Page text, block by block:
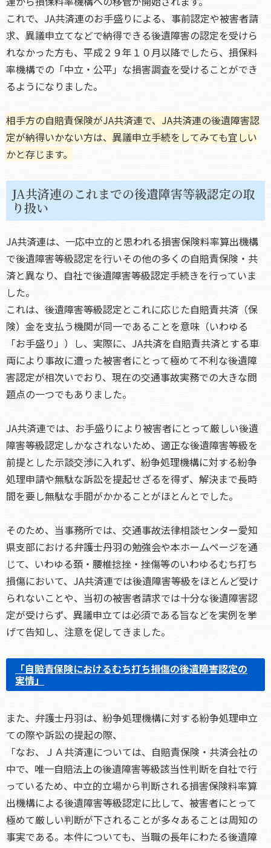
これで、JA共済連のお手盛りによる、事前認定や被害者請
求、異議申立てなどで納得できる後遺障害の認定を受けら
れなかった方も、平成２９年１０月以降でしたら、損保料
率機構での「中立・公平」な損害調査を受けることができ
るようになりました。
相手方の自賠責保険がJA共済連で、JA共済連の後遺障害認
定が納得いかない方は、異議申立手続をしてみても宜しい
かと存じます。
JA共済連のこれまでの後遺障害等級認定の取
り扱い
JA共済連は、一応中立的と思われる損害保険料率算出機構
で後遺障害等級認定を行いその他の多くの自賠責保険・共
済と異なり、自社で後遺障害等級認定手続きを行っていま
した。
これは、後遺障害等級認定とこれに応じた自賠責共済（保
険）金を支払う機関が同一であることを意味（いわゆる
「お手盛り」）し、実際に、JA共済を自賠責共済とする車
両により事故に遭った被害者にとって極めて不利な後遺障
害認定が相次いでおり、現在の交通事故実務での大きな問
題点の一つでもありました。
JA共済連では、お手盛りにより被害者にとって厳しい後遺
障害等級認定しかなされないため、適正な後遺障害等級を
前提とした示談交渉に入れず、紛争処理機構に対する紛争
処理申請や無駄な訴訟を提起せざるを得ず、解決まで長時
間を要し無駄な手間がかかることがほとんとでした。
そのため、当事務所では、交通事故法律相談センター愛知
県支部における弁護士丹羽の勉強会や本ホームページを通
じて、いわゆる頚・腰椎捻挫・挫傷等のいわゆるむち打ち
損傷において、JA共済連では後遺障害等級をほとんど受け
られないことや、当初の被害者請求では十分な後遺障害認
定が受けらず、異議申立ては必須である旨などを実例を挙
げて告知し、注意を促してきました。
「自賠責保険におけるむち打ち損傷の後遺障害認定の
実情」
また、弁護士丹羽は、紛争処理機構に対する紛争処理申立
ての際や訴訟の提起の際、
「なお、ＪＡ共済連については、自賠責保険・共済会社の
中で、唯一自賠法上の後遺障害等級該当性判断を自社で行
っているため、中立的立場から判断される損害保険料率算
出機構による後遺障害等級認定に比して、被害者にとって
極めて厳しい判断が下されることが多々あることは周知の
事実である。本件についても、当職の長年にわたる後遺障